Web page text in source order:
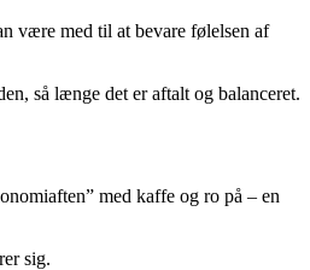
være med til at bevare følelsen af
så længe det er aftalt og balanceret.
med kaffe og ro på – en
sig.